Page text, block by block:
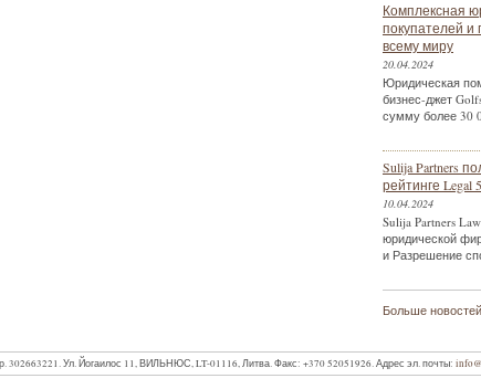
Комплексная
покупателей и
всему миру
20.04.2024
Юридическая
бизнес-джет
сумму более 30
Sulija Partners
рейтинге Legal
10.04.2024
Sulija Partners
юридической
и Разрешение
Больше
302663221. Ул. Йогаилос 11, ВИЛЬНЮС, LT-01116, Литва.Факс: +370 52051926.Адрес эл. почты: